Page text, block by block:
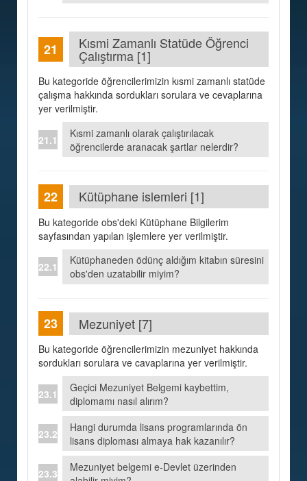
Kısmi Zamanlı Statüde Öğrenci
Çalıştırma [1]
Bu kategoride öğrencilerimizin kısmi zamanlı statüde
çalışma hakkında sordukları sorulara ve cevaplarına
yer verilmiştir.
Kısmi zamanlı olarak çalıştırılacak
öğrencilerde aranacak şartlar nelerdir?
Kütüphane islemleri [1]
Bu kategoride obs'deki Kütüphane Bilgilerim
sayfasından yapılan işlemlere yer verilmiştir.
Kütüphaneden ödünç aldığım kitabın süresini
obs'den uzatabilir miyim?
Mezuniyet [7]
Bu kategoride öğrencilerimizin mezuniyet hakkında
sordukları sorulara ve cavaplarına yer verilmiştir.
Geçici Mezuniyet Belgemi kaybettim,
diplomamı nasıl alırım?
Hangi durumda lisans programlarında ön
lisans diploması almaya hak kazanılır?
Mezuniyet belgemi e-Devlet üzerinden